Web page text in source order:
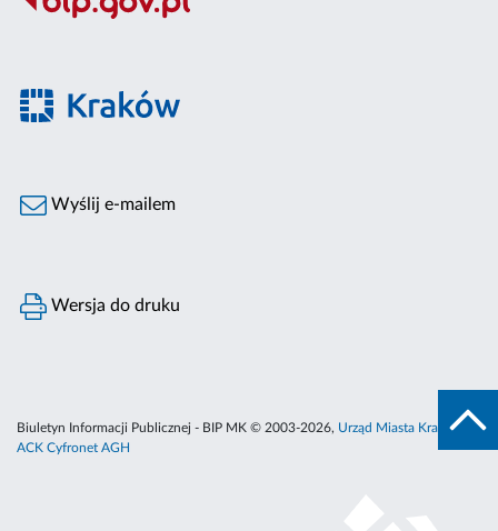
Wyślij e-mailem
Wersja do druku
Biuletyn Informacji Publicznej - BIP MK © 2003-2026, Urząd Miasta Krakowa
ACK Cyfronet AGH